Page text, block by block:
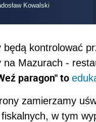
Kowalski
będą kontrolować
na Mazurach -
paragon" to
zamierzamy
w tym